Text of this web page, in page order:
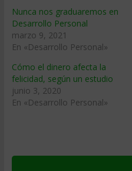
Nunca nos graduaremos en
Desarrollo Personal
marzo 9, 2021
En «Desarrollo Personal»
Cómo el dinero afecta la
felicidad, según un estudio
junio 3, 2020
En «Desarrollo Personal»